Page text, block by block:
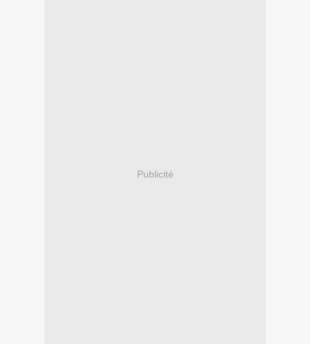
Publicité